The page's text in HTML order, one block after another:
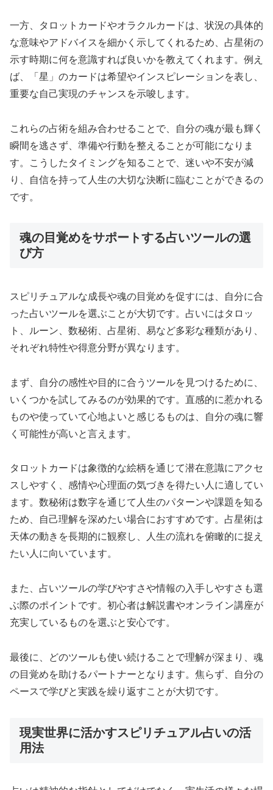
一方、タロットカードやオラクルカードは、状況の具体的
な意味やアドバイスを細かく示してくれるため、占星術の
示す時期に何を意識すれば良いかを教えてくれます。例え
ば、「星」のカードは希望やインスピレーションを表し、
重要な自己実現のチャンスを示唆します。
これらの占術を組み合わせることで、自分の魂が最も輝く
瞬間を逃さず、準備や行動を整えることが可能になりま
す。こうしたタイミングを知ることで、迷いや不安が減
り、自信を持って人生の大切な決断に臨むことができるの
です。
魂の目覚めをサポートする占いツールの選
び方
スピリチュアルな成長や魂の目覚めを促すには、自分に合
った占いツールを選ぶことが大切です。占いにはタロッ
ト、ルーン、数秘術、占星術、易など多彩な種類があり、
それぞれ特性や得意分野が異なります。
まず、自分の感性や目的に合うツールを見つけるために、
いくつかを試してみるのが効果的です。直感的に惹かれる
ものや使っていて心地よいと感じるものは、自分の魂に響
く可能性が高いと言えます。
タロットカードは象徴的な絵柄を通じて潜在意識にアクセ
スしやすく、感情や心理面の気づきを得たい人に適してい
ます。数秘術は数字を通じて人生のパターンや課題を知る
ため、自己理解を深めたい場合におすすめです。占星術は
天体の動きを長期的に観察し、人生の流れを俯瞰的に捉え
たい人に向いています。
また、占いツールの学びやすさや情報の入手しやすさも選
ぶ際のポイントです。初心者は解説書やオンライン講座が
充実しているものを選ぶと安心です。
最後に、どのツールも使い続けることで理解が深まり、魂
の目覚めを助けるパートナーとなります。焦らず、自分の
ペースで学びと実践を繰り返すことが大切です。
現実世界に活かすスピリチュアル占いの活
用法